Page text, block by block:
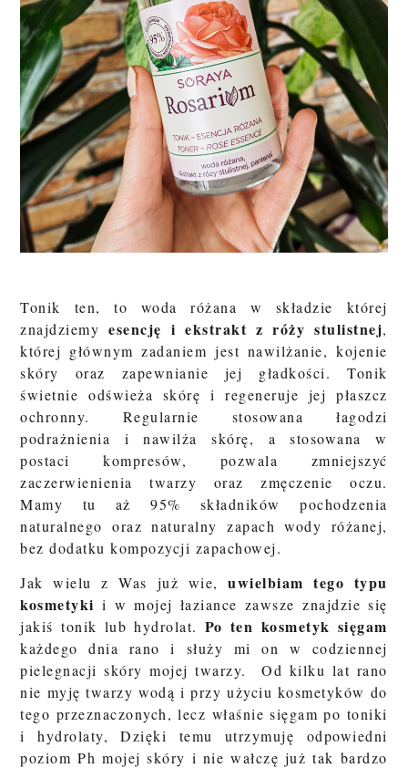
Tonik ten, to woda różana w składzie której
znajdziemyesencję i ekstrakt z róży stulistnej,
której głównym zadaniem jest nawilżanie, kojenie
skóry oraz zapewnianie jej gładkości. Tonik
świetnie odświeża skórę i regeneruje jej płaszcz
ochronny. Regularnie stosowana łagodzi
podrażnienia i nawilża skórę, a stosowana w
postaci kompresów, pozwala zmniejszyć
zaczerwienienia twarzy oraz zmęczenie oczu.
Mamy tu aż95% składników pochodzenia
naturalnego oraznaturalny zapach wody różanej,
bez dodatku kompozycji zapachowej.
Jak wielu z Was już wie,uwielbiam tego typu
kosmetykii w mojej łaziance zawsze znajdzie się
jakiś tonik lub hydrolat. Po ten kosmetyk sięgam
każdego dnia rano i służy mi on w codziennej
pielegnacji skóry mojej twarzy. Od kilku lat rano
nie myję twarzy wodą i przy użyciu kosmetyków do
tego przeznaczonych, lecz właśnie sięgam po toniki
i hydrolaty, Dzięki temu utrzymuję odpowiedni
poziom Ph mojej skóry i nie wałczę już tak bardzo